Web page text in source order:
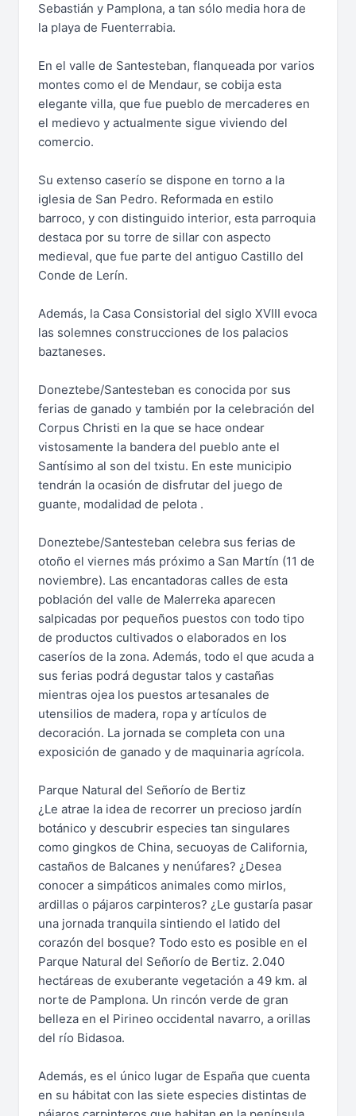
Sebastián y Pamplona, a tan sólo media hora de
la playa de Fuenterrabia.
En el valle de Santesteban, flanqueada por varios
montes como el de Mendaur, se cobija esta
elegante villa, que fue pueblo de mercaderes en
el medievo y actualmente sigue viviendo del
comercio.
Su extenso caserío se dispone en torno a la
iglesia de San Pedro. Reformada en estilo
barroco, y con distinguido interior, esta parroquia
destaca por su torre de sillar con aspecto
medieval, que fue parte del antiguo Castillo del
Conde de Lerín.
Además, la Casa Consistorial del siglo XVIII evoca
las solemnes construcciones de los palacios
baztaneses.
Doneztebe/Santesteban es conocida por sus
ferias de ganado y también por la celebración del
Corpus Christi en la que se hace ondear
vistosamente la bandera del pueblo ante el
Santísimo al son del txistu. En este municipio
tendrán la ocasión de disfrutar del juego de
guante, modalidad de pelota .
Doneztebe/Santesteban celebra sus ferias de
otoño el viernes más próximo a San Martín (11 de
noviembre). Las encantadoras calles de esta
población del valle de Malerreka aparecen
salpicadas por pequeños puestos con todo tipo
de productos cultivados o elaborados en los
caseríos de la zona. Además, todo el que acuda a
sus ferias podrá degustar talos y castañas
mientras ojea los puestos artesanales de
utensilios de madera, ropa y artículos de
decoración. La jornada se completa con una
exposición de ganado y de maquinaria agrícola.
Parque Natural del Señorío de Bertiz
¿Le atrae la idea de recorrer un precioso jardín
botánico y descubrir especies tan singulares
como gingkos de China, secuoyas de California,
castaños de Balcanes y nenúfares? ¿Desea
conocer a simpáticos animales como mirlos,
ardillas o pájaros carpinteros? ¿Le gustaría pasar
una jornada tranquila sintiendo el latido del
corazón del bosque? Todo esto es posible en el
Parque Natural del Señorío de Bertiz. 2.040
hectáreas de exuberante vegetación a 49 km. al
norte de Pamplona. Un rincón verde de gran
belleza en el Pirineo occidental navarro, a orillas
del río Bidasoa.
Además, es el único lugar de España que cuenta
en su hábitat con las siete especies distintas de